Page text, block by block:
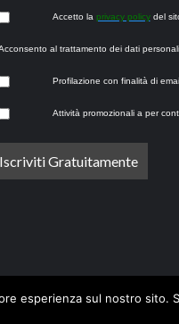
Accetto la privacy policydel
al trattamento dei dati
Profilazione con finalità di
Attività promozionali a per
esperienza sul nostro